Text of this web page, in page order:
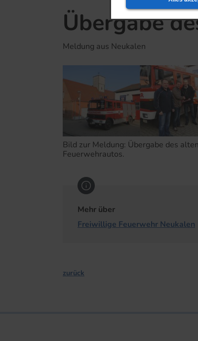
Übergabe
Meldung aus Neukalen
Bild zur Meldung: Übergabe des alten
Feuerwehrautos.
Mehr über
Freiwillige Feuerwehr Neukalen
zurück